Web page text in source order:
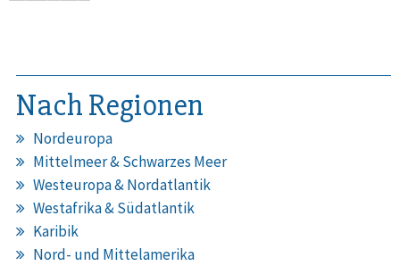
Nach Regionen
Nordeuropa
Mittelmeer & Schwarzes Meer
Westeuropa & Nordatlantik
Westafrika & Südatlantik
Karibik
Nord- und Mittelamerika